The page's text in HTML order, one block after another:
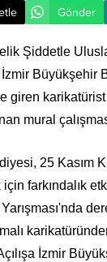
Gönder
Şiddetle
İzmir
giren
mural
25 Kasım
farkındalık
İzmir